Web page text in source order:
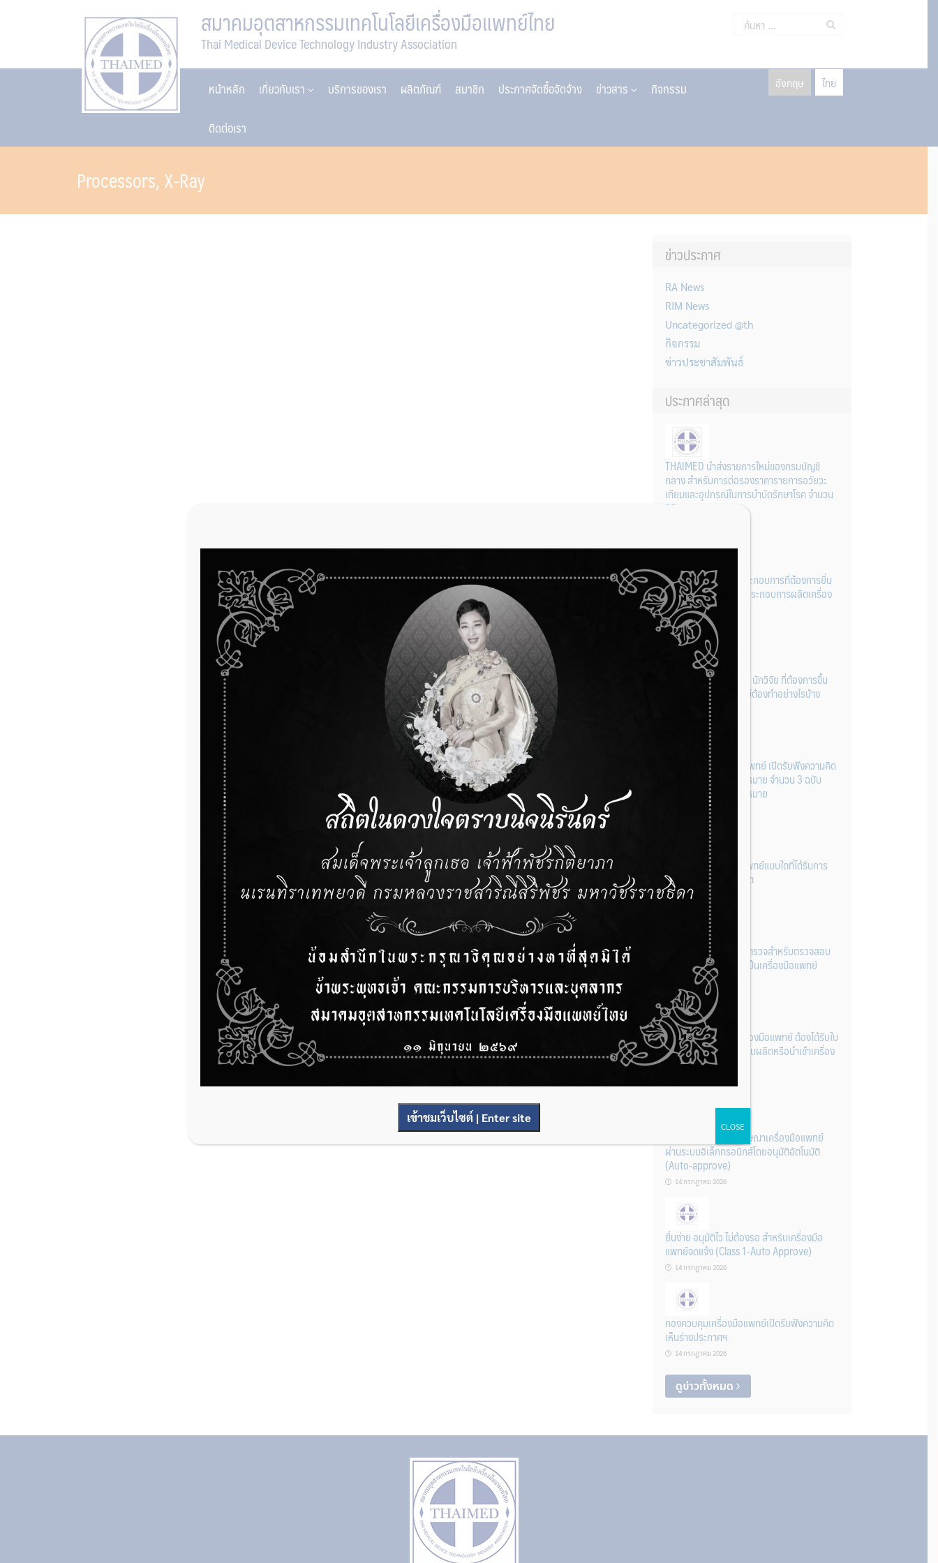
สมาคมอุตสาหกรรมเทคโนโลยีเครื่องมือแพทย์ไทย
Thai Medical Device Technology Industry Association
ค้นหา
หน้าหลัก เกี่ยวกับเรา บริการของเรา ผลิตภัณฑ์ สมาชิก ประกาศจัดซื้อจัดจ้าง ข่าวสาร
กิจกรรม
ติดต่อเรา
อังกฤษ ไทย
Processors, X-Ray
ข่าวประกาศ
RA News
RIM News
Uncategorized @th
กิจกรรม
ข่าวประชาสัมพันธ์
ประกาศล่าสุด
THAIMED นำส่งรายการใหม่ของกรมบัญชี
กลาง สำหรับการต่อรองราคารายการอวัยวะ
เทียมและอุปกรณ์ในการบำบัดรักษาโรค จำนวน
25 รายการ
การเตรียมเอกสารผู้ประกอบการที่ต้องการยื่น
คำขอจดทะเบียนสถานประกอบการผลิตเครื่อง
มือแพทย์ (รายใหม่)
22 กรกฎาคม 2026
ผู้ประกอบการผลิต และ นักวิจัย ที่ต้องการขึ้น
ทะเบียนเครื่องมือแพทย์ต้องทำอย่างไรบ้าง
22 กรกฎาคม 2026
กองควบคุมเครื่องมือแพทย์ เปิดรับฟังความคิด
เห็นหลักการยกร่างกฎหมาย จำนวน 3 ฉบับ
ผ่านระบบกลางทางกฎหมาย
22 กรกฎาคม 2026
การโฆษณาเครื่องมือแพทย์แบบใดที่ได้รับการ
ยกเว้นไม่ต้องขออนุญาต
14 กรกฎาคม 2026
รู้หรือไม่? ผลิตภัณฑ์ชุดตรวจสําหรับตรวจสอบ
การปนเปื้อนแบบใดจัดเป็นเครื่องมือแพทย์
14 กรกฎาคม 2026
การนำเข้าหรือผลิตเครื่องมือแพทย์ ต้องได้รับใบ
จดทะเบียนสถานประกอบผลิตหรือนำเข้าเครื่อง
มือแพทย์ก่อนเท่านั้น
ระบบการขออนุญาตโฆษณาเครื่องมือแพทย์
ผ่านระบบอิเล็กทรอนิกส์โดยอนุมัติอัตโนมัติ
(Auto-approve)
14 กรกฎาคม 2026
ยื่นง่าย อนุมัติไว ไม่ต้องรอ สำหรับเครื่องมือ
แพทย์จดแจ้ง (Class 1-Auto Approve)
14 กรกฎาคม 2026
กองควบคุมเครื่องมือแพทย์เปิดรับฟังความคิด
เห็นร่างประกาศฯ
14 กรกฎาคม 2026
ดูข่าวทั้งหมด
เข้าชมเว็บไซต์ | Enter site
CLOSE